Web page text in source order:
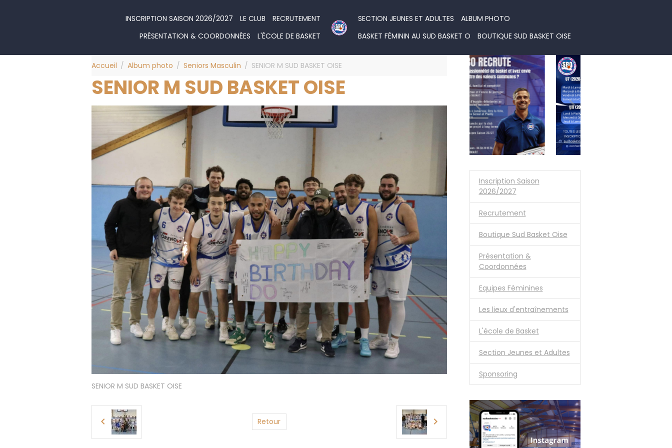
INSCRIPTION SAISON 2026/2027 LE CLUB
RECRUTEMENT
PRÉSENTATION & COORDONNÉES
L'ÉCOLE DE BASKET
SECTION JEUNES ET ADULTES
ALBUM PHOTO
BASKET FÉMININ AU SUD BASKET O
BOUTIQUE SUD BASKET OISE
Accueil Album photo Seniors Masculin SENIOR M SUD BASKET OISE
SENIOR M SUD BASKET OISE
SENIOR M SUD BASKET OISE
Retour
Inscription Saison
2026/2027
Recrutement
Boutique Sud Basket Oise
Présentation &
Coordonnées
Equipes Féminines
Les lieux d'entraînements
L'école de Basket
Section Jeunes et Adultes
Sponsoring